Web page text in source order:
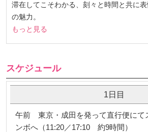
滞在してこそわかる、刻々と時間と共に
の魅力。
もっと見る
スケジュール
1日目
午前 東京・成田を発って直行便にて
ンボへ（11:20／17:10 約9時間）